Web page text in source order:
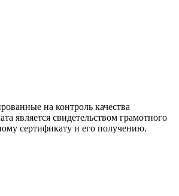
на контроль качества
является свидетельством грамотного
сертификату и его получению.